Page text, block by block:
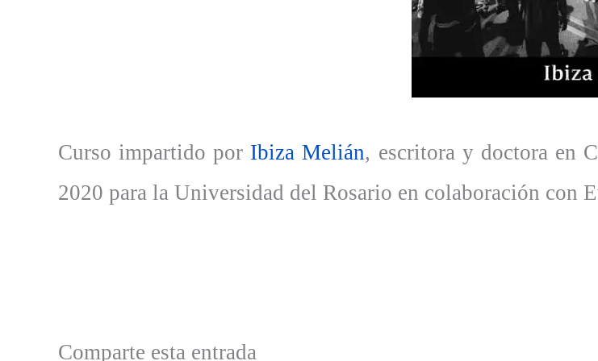
Curso impartido por Ibiza Melián, escritora y doctora en
2020 para la Universidad del Rosario en colaboración con
Comparte esta entrada